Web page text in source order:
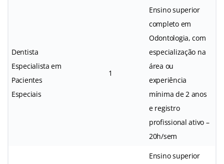
Dentista
Especialista em
Pacientes
Especiais
1
Ensino superior
completo em
Odontologia, com
especialização na
área ou
experiência
mínima de 2 anos
e registro
profissional ativo –
20h/sem
Ensino superior